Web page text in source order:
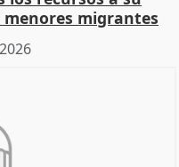
migrantes